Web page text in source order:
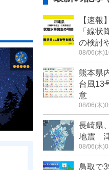
【速報
「線
の検討
08/06(木
熊本県
台風13
意
08/06(木
長崎県
地震
08/06(木
鳥取で